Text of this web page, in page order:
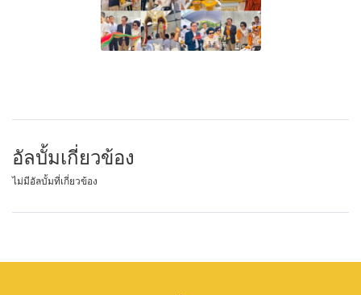
อัลบั้มเกี่ยวข้อง
ไม่มีอัลบั้มที่เกี่ยวข้อง